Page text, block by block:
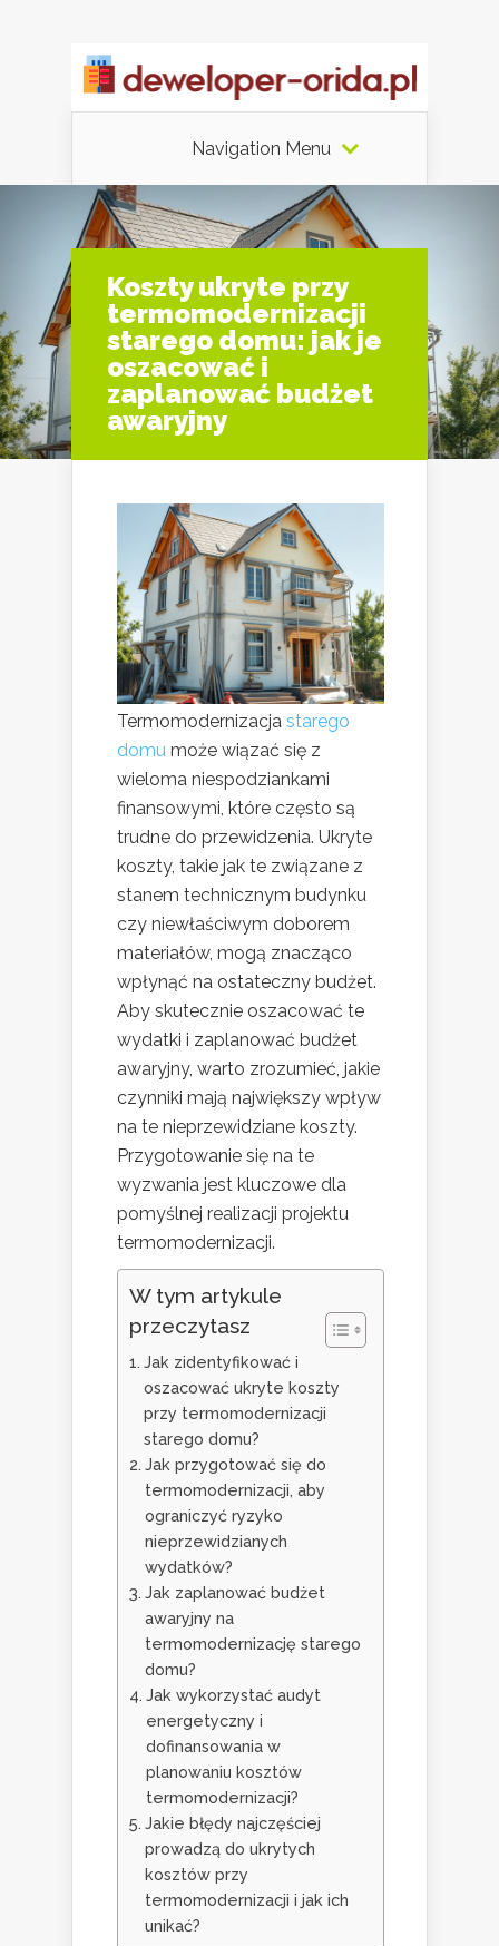
Navigation Menu
Koszty ukryte przy
termomodernizacji
starego domu: jak je
oszacować i
zaplanować budżet
awaryjny
Termomodernizacja starego
domu może wiązać się z
wieloma niespodziankami
finansowymi, które często są
trudne do przewidzenia. Ukryte
koszty, takie jak te związane z
stanem technicznym budynku
czy niewłaściwym doborem
materiałów, mogą znacząco
wpłynąć na ostateczny budżet.
Aby skutecznie oszacować te
wydatki i zaplanować budżet
awaryjny, warto zrozumieć, jakie
czynniki mają największy wpływ
na te nieprzewidziane koszty.
Przygotowanie się na te
wyzwania jest kluczowe dla
pomyślnej realizacji projektu
termomodernizacji.
W tym artykule
przeczytasz
Jak zidentyfikować i
oszacować ukryte koszty
przy termomodernizacji
starego domu?
Jak przygotować się do
termomodernizacji, aby
ograniczyć ryzyko
nieprzewidzianych
wydatków?
Jak zaplanować budżet
awaryjny na
termomodernizację starego
domu?
Jak wykorzystać audyt
energetyczny i
dofinansowania w
planowaniu kosztów
termomodernizacji?
Jakie błędy najczęściej
prowadzą do ukrytych
kosztów przy
termomodernizacji i jak ich
unikać?